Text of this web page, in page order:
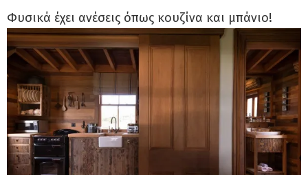
Φυσικά έχει ανέσεις όπως κουζίνα και μπάνιο!